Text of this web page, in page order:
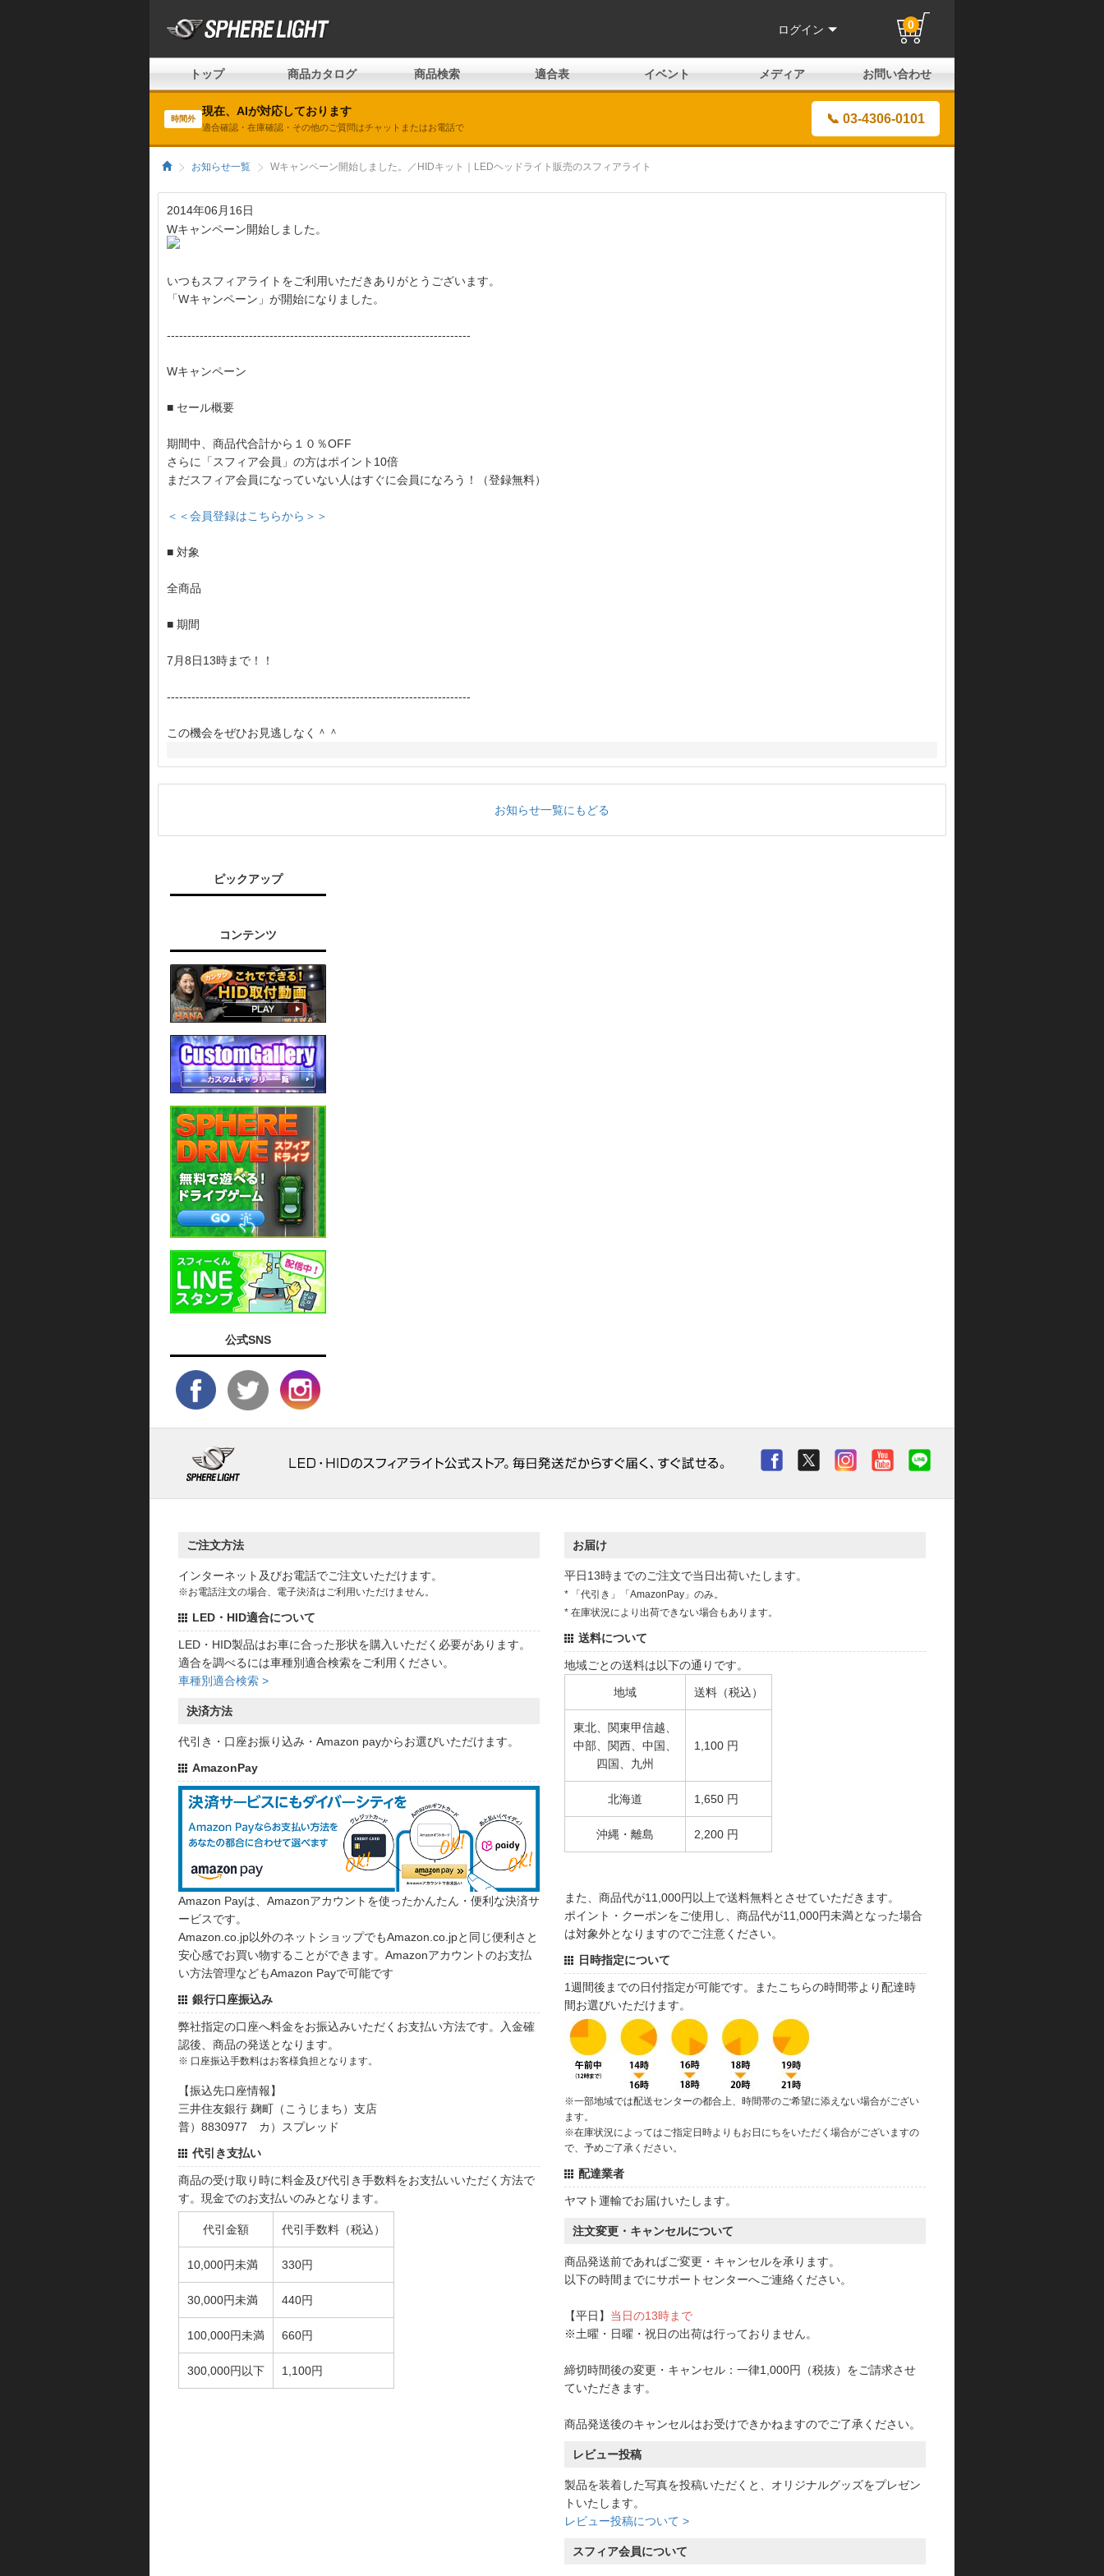
ログイン 0
トップ 商品カタログ 商品検索 適合表 イベント メディア お問い合わせ
時間外
現在、AIが対応しております
適合確認・在庫確認・その他のご質問はチャットまたはお電話で
📞 03-4306-0101
お知らせ一覧 Wキャンペーン開始しました。／HIDキット｜LEDヘッドライト販売のスフィアライト
2014年06月16日
Wキャンペーン開始しました。
いつもスフィアライトをご利用いただきありがとうございます。
「Wキャンペーン」が開始になりました。
--------------------------------------------------------------------------
Wキャンペーン
■ セール概要
期間中、商品代合計から１０％OFF
さらに「スフィア会員」の方はポイント10倍
まだスフィア会員になっていない人はすぐに会員になろう！（登録無料）
＜＜会員登録はこちらから＞＞
■ 対象
全商品
■ 期間
7月8日13時まで！！
--------------------------------------------------------------------------
この機会をぜひお見逃しなく＾＾
お知らせ一覧にもどる
ピックアップ
コンテンツ
公式SNS
ご注文方法
インターネット及びお電話でご注文いただけます。
※お電話注文の場合、電子決済はご利用いただけません。
LED・HID適合について
LED・HID製品はお車に合った形状を購入いただく必要があります。
適合を調べるには車種別適合検索をご利用ください。
車種別適合検索 >
決済方法
代引き・口座お振り込み・Amazon payからお選びいただけます。
AmazonPay
Amazon Payは、Amazonアカウントを使ったかんたん・便利な決済サ
ービスです。
Amazon.co.jp以外のネットショップでもAmazon.co.jpと同じ便利さと
安心感でお買い物することができます。Amazonアカウントのお支払
い方法管理などもAmazon Payで可能です
銀行口座振込み
弊社指定の口座へ料金をお振込みいただくお支払い方法です。入金確
認後、商品の発送となります。
※ 口座振込手数料はお客様負担となります。
【振込先口座情報】
三井住友銀行 麹町（こうじまち）支店
普）8830977 カ）スプレッド
代引き支払い
商品の受け取り時に料金及び代引き手数料をお支払いいただく方法で
す。現金でのお支払いのみとなります。
代引金額 代引手数料（税込）
10,000円未満 330円
30,000円未満 440円
100,000円未満 660円
300,000円以下 1,100円
お届け
平日13時までのご注文で当日出荷いたします。
* 「代引き」「AmazonPay」のみ。
* 在庫状況により出荷できない場合もあります。
送料について
地域ごとの送料は以下の通りです。
地域 送料（税込）
東北、関東甲信越、
中部、関西、中国、
四国、九州
1,100 円
北海道 1,650 円
沖縄・離島 2,200 円
また、商品代が11,000円以上で送料無料とさせていただきます。
ポイント・クーポンをご使用し、商品代が11,000円未満となった場合
は対象外となりますのでご注意ください。
日時指定について
1週間後までの日付指定が可能です。またこちらの時間帯より配達時
間お選びいただけます。
※一部地域では配送センターの都合上、時間帯のご希望に添えない場合がござい
ます。
※在庫状況によってはご指定日時よりもお日にちをいただく場合がございますの
で、予めご了承ください。
配達業者
ヤマト運輸でお届けいたします。
注文変更・キャンセルについて
商品発送前であればご変更・キャンセルを承ります。
以下の時間までにサポートセンターへご連絡ください。
【平日】 当日の13時まで
※土曜・日曜・祝日の出荷は行っておりません。
締切時間後の変更・キャンセル：一律1,000円（税抜）をご請求させ
ていただきます。
商品発送後のキャンセルはお受けできかねますのでご了承ください。
レビュー投稿
製品を装着した写真を投稿いただくと、オリジナルグッズをプレゼン
トいたします。
レビュー投稿について >
スフィア会員について